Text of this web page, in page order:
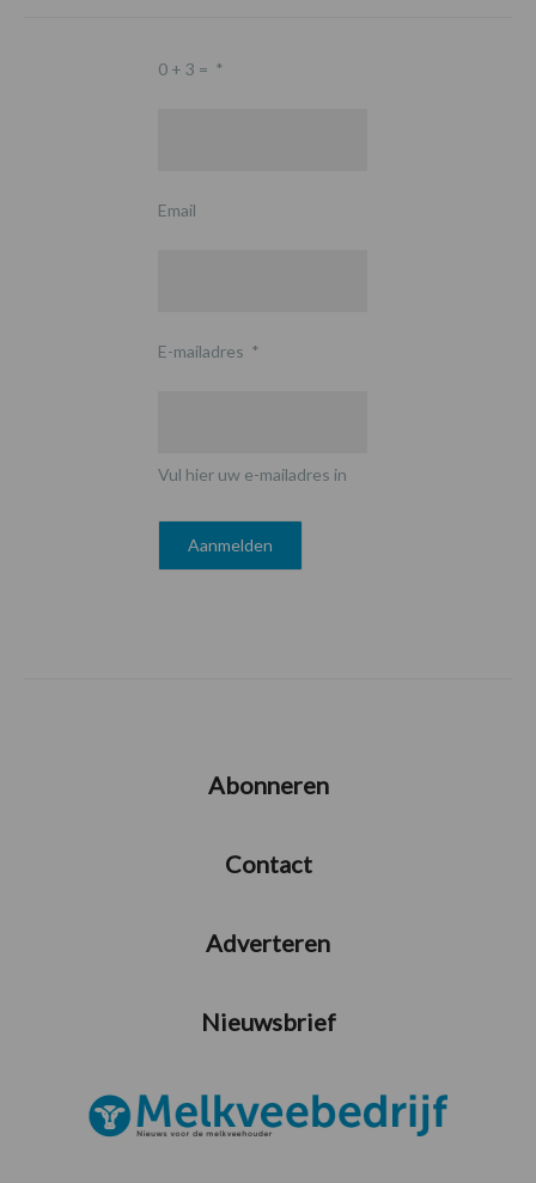
0 + 3 = *
Email
E-mailadres *
Vul hier uw e-mailadres in
Abonneren
Contact
Adverteren
Nieuwsbrief